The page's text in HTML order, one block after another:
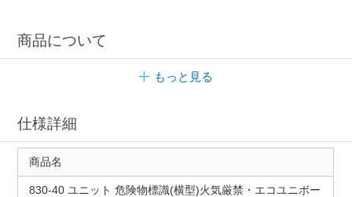
商品について
もっと見る
仕様詳細
商品名
830-40 ユニット 危険物標識(横型)火気厳禁・エコユニボー